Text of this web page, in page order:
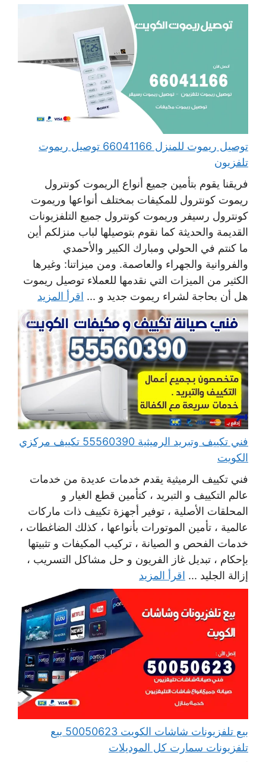
توصيل ريموت للمنزل 66041166 توصيل ريموت
تلفزيون
فريقنا يقوم بتأمين جميع أنواع الريموت كونترول
ريموت كونترول للمكيفات بمختلف أنواعها وريموت
كونترول رسيفر وريموت كونترول جميع التلفزيونات
القديمة والحديثة كما نقوم بتوصيلها لباب منزلكم أين
ما كنتم في الحولي ومبارك الكبير والأحمدي
والفروانية والجهراء والعاصمة. ومن ميزاتنا: وغيرها
الكثير من الميزات التي نقدمها للعملاء توصيل ريموت
هل أن بحاجة لشراء ريموت جديد و ... اقرأ المزيد
فني تكييف وتبريد الرميثية 55560390 تكييف مركزي
الكويت
فني تكييف الرميثية يقدم خدمات عديدة من خدمات
عالم التكييف و التبريد ، كتأمين قطع الغيار و
المحلقات الأصلية ، توفير أجهزة تكييف ذات ماركات
عالمية ، تأمين الموتورات بأنواعها ، كذلك الضاغطات ،
خدمات الفحص و الصيانة ، تركيب المكيفات و تثبيتها
بإحكام ، تبديل غاز الفريون و حل مشاكل التسريب ،
إزالة الجليد ... اقرأ المزيد
بيع تلفزيونات شاشات الكويت 50050623 بيع
تلفزيونات سمارت كل الموديلات